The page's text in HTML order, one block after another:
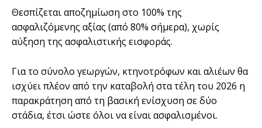
Θεσπίζεται αποζημίωση στο 100% της
ασφαλιζόμενης αξίας (από 80% σήμερα), χωρίς
αύξηση της ασφαλιστικής εισφοράς.
Για το σύνολο γεωργών, κτηνοτρόφων και αλιέων θα
ισχύει πλέον από την καταβολή στα τέλη του 2026 η
παρακράτηση από τη βασική ενίσχυση σε δύο
στάδια, έτσι ώστε όλοι να είναι ασφαλισμένοι.